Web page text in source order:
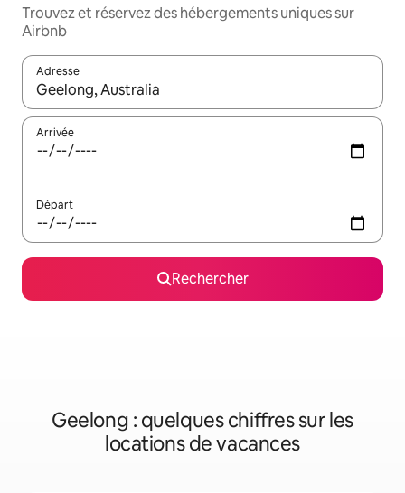
Trouvez et réservez des hébergements uniques sur
Airbnb
Adresse
Lorsque les résultats s'affichent, utilisez les flèches vers le
Arrivée
Départ
Rechercher
Geelong : quelques chiffres sur les
locations de vacances